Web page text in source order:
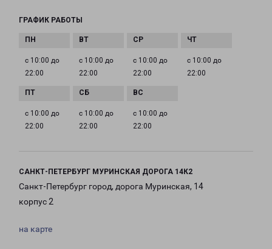
ГРАФИК РАБОТЫ
с 10:00 до
22:00
с 10:00 до
22:00
с 10:00 до
22:00
с 10:00 до
22:00
с 10:00 до
22:00
с 10:00 до
22:00
с 10:00 до
22:00
САНКТ-ПЕТЕРБУРГ МУРИНСКАЯ ДОРОГА 14К2
Санкт-Петербург город, дорога Муринская, 14
корпус 2
на карте